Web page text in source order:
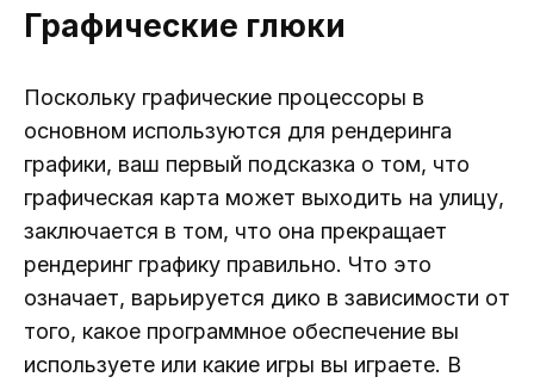
Графические глюки
Поскольку графические процессоры в
основном используются для рендеринга
графики, ваш первый подсказка о том, что
графическая карта может выходить на улицу,
заключается в том, что она прекращает
рендеринг графику правильно. Что это
означает, варьируется дико в зависимости от
того, какое программное обеспечение вы
используете или какие игры вы играете. В